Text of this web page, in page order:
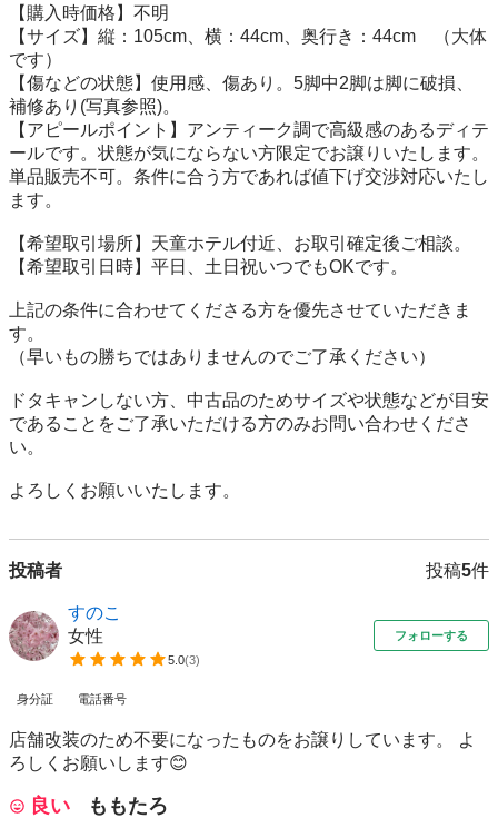
【購入時価格】不明
【サイズ】縦：105cm、横：44cm、奥行き：44cm　（大体
です）
【傷などの状態】使用感、傷あり。5脚中2脚は脚に破損、
補修あり(写真参照)。
【アピールポイント】アンティーク調で高級感のあるディテ
ールです。状態が気にならない方限定でお譲りいたします。
単品販売不可。条件に合う方であれば値下げ交渉対応いたし
ます。
【希望取引場所】天童ホテル付近、お取引確定後ご相談。
【希望取引日時】平日、土日祝いつでもOKです。
上記の条件に合わせてくださる方を優先させていただきま
す。
（早いもの勝ちではありませんのでご了承ください）
ドタキャンしない方、中古品のためサイズや状態などが目安
であることをご了承いただける方のみお問い合わせくださ
い。
よろしくお願いいたします。
投稿者 投稿5件
すのこ
女性
5.0(3)
フォローする
身分証 電話番号
店舗改装のため不要になったものをお譲りしています。 よ
ろしくお願いします😊
良い ももたろ